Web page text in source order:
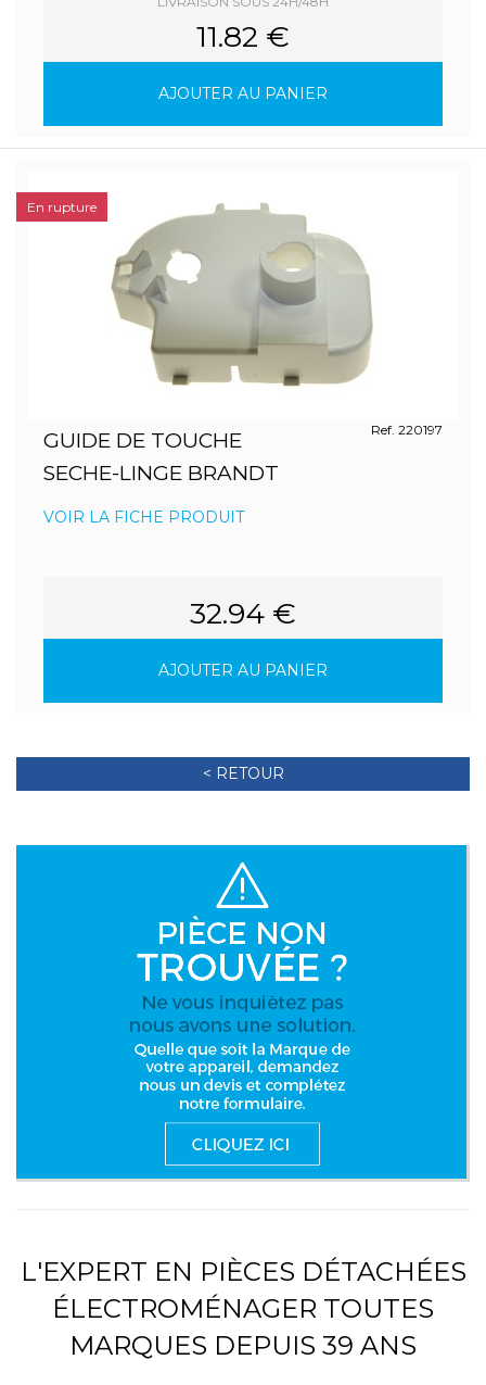
11.82 €
AJOUTER AU PANIER
GUIDE DE TOUCHE
SECHE-LINGE BRANDT
Ref. 220197
VOIR LA FICHE PRODUIT
32.94 €
AJOUTER AU PANIER
En rupture
< RETOUR
L'EXPERT EN PIÈCES DÉTACHÉES
ÉLECTROMÉNAGER TOUTES
MARQUES DEPUIS 39 ANS